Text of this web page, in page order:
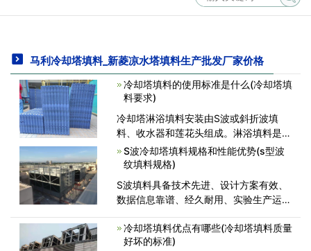
马利冷却塔填料_新菱凉水塔填料生产批发厂家价格
冷却塔填料的使用标准是什么(冷却塔填
料要求)
冷却塔淋浴填料安装由S波或斜折波填
料、收水器和莲花头组成。淋浴填料是冷
却塔内的水，气体两相继续预热，质量传
递的有效中心是冷却塔热性能的重要组成
成水膜或小水滴，增加水与大气的
S波冷却塔填料规格和性能优势(s型波
纹填料规格)
S波填料具备技术先进、设计方案有效、
数据信息靠谱、经久耐用、实验生产运行
小、亲水性强、接触面积大等优势。S波
填料选用圆形原材料和螺丝拼装，倾角一
冷却塔填料优点有哪些(冷却塔填料质量
好坏的标准)